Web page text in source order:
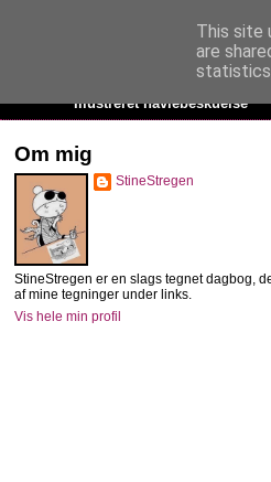
Illustreret navlebeskuelse
Om mig
StineStregen
StineStregen er en slags tegnet dagbog,
af mine tegninger under links.
Vis hele min profil
This site
are